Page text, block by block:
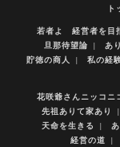
ト
若者よ 経営者を目
旦那待望論
あ
貯徳の商人
私の経
花咲爺さんニッコニ
先祖ありて家あり
天命を生きる
経営の道